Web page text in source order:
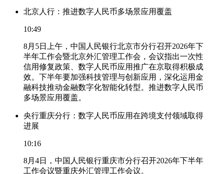
北京人行：推进数字人民币多场景应用覆盖
10:49
8月5日上午，中国人民银行北京市分行召开2026年下
半年工作会暨北京外汇管理工作会，会议指出一次性
信用修复政策、数字人民币应用推广在京取得积极成
效。下半年要加强科技管理与创新应用，深化运用金
融科技推动金融数字化智能化转型。推进数字人民币
多场景应用覆盖。
央行重庆分行：数字人民币应用在跨境支付领域取得
进展
10:16
8月4日，中国人民银行重庆市分行召开2026年下半年
工作会议暨重庆外汇管理工作会议。